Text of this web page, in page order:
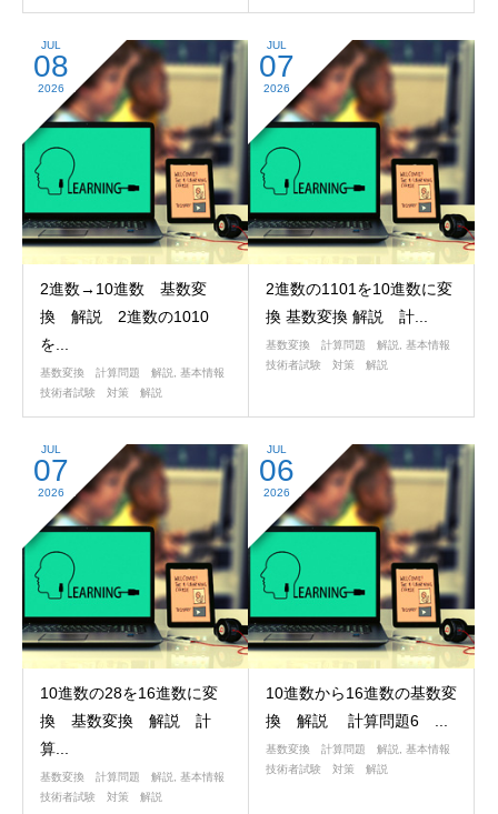
JUL
08
2026
2進数→10進数 基数変
換 解説 2進数の1010
を...
基数変換 計算問題 解説
基本情報
技術者試験 対策 解説
JUL
07
2026
2進数の1101を10進数に変
換 基数変換 解説 計...
基数変換 計算問題 解説
基本情報
技術者試験 対策 解説
JUL
07
2026
10進数の28を16進数に変
換 基数変換 解説 計
算...
基数変換 計算問題 解説
基本情報
技術者試験 対策 解説
JUL
06
2026
10進数から16進数の基数変
換 解説 計算問題6 ...
基数変換 計算問題 解説
基本情報
技術者試験 対策 解説